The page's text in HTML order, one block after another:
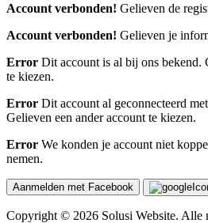
Account verbonden! Gelieven de
Account verbonden! Gelieven je
Error Dit account is al bij ons bekend.
te kiezen.
Error Dit account al geconnecteerd
Gelieven een ander account te kiezen.
Error We konden je account niet
nemen.
Aanmelden met Facebook
Copyright © 2026 Solusi Website. Alle